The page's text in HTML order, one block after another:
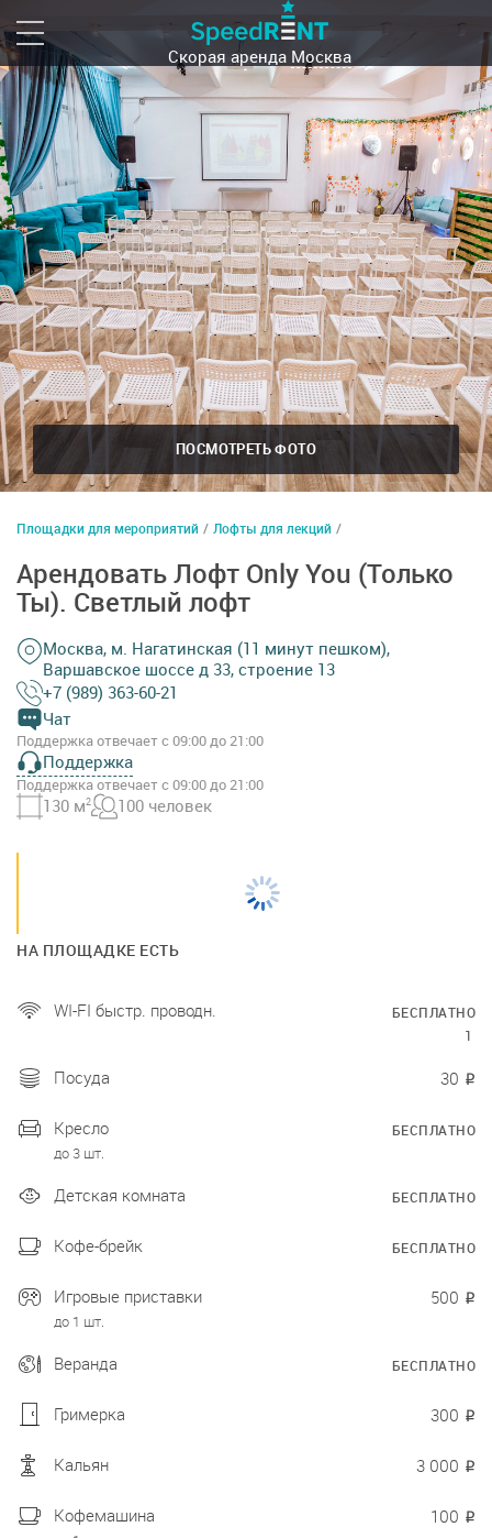
Скорая аренда Москва
ПОСМОТРЕТЬ ФОТО
Площадки для мероприятий / Лофты для лекций /
Арендовать Лофт Only You (Только
Ты). Светлый лофт
Москва, м. Нагатинская (11 минут пешком),
Варшавское шоссе д 33, строение 13
+7 (989) 363-60-21
Чат
Поддержка отвечает с 09:00 до 21:00
Поддержка
Поддержка отвечает с 09:00 до 21:00
130 м2 100 человек
НА ПЛОЩАДКЕ ЕСТЬ
WI-FI быстр. проводн.
1
БЕСПЛАТНО
Посуда 30 ₽
Кресло
до 3 шт.
БЕСПЛАТНО
Детская комната БЕСПЛАТНО
Кофе-брейк БЕСПЛАТНО
Игровые приставки
до 1 шт.
500 ₽
Веранда БЕСПЛАТНО
Гримерка 300 ₽
Кальян 3 000 ₽
Кофемашина 100 ₽